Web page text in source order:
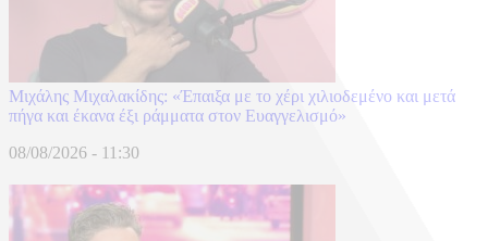
Μιχάλης Μιχαλακίδης: «Έπαιξα με το χέρι χιλιοδεμένο και μετά
πήγα και έκανα έξι ράμματα στον Ευαγγελισμό»
08/08/2026 - 11:30